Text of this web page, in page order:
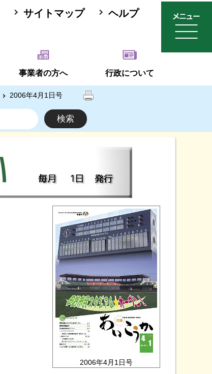
サイトマップ ヘルプ
事業者の方へ 行政について
2006年4月1日号
2006年4月1日号